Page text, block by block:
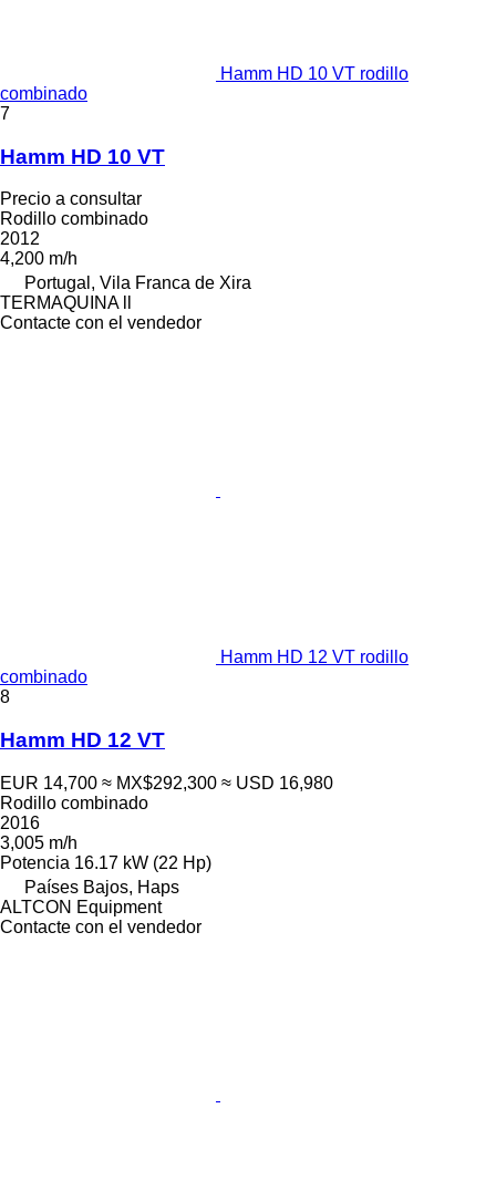
Hamm HD 10 VT rodillo
combinado
7
Hamm HD 10 VT
Precio a consultar
Rodillo combinado
2012
4,200 m/h
Portugal, Vila Franca de Xira
TERMAQUINA ll
Contacte con el vendedor
Hamm HD 12 VT rodillo
combinado
8
Hamm HD 12 VT
EUR 14,700 ≈ MX$292,300 ≈ USD 16,980
Rodillo combinado
2016
3,005 m/h
Potencia 16.17 kW (22 Hp)
Países Bajos, Haps
ALTCON Equipment
Contacte con el vendedor